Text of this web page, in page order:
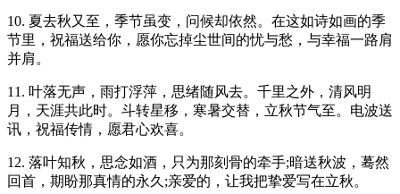
10. 夏去秋又至，季节虽变，问候却依然。在这如诗如画的季
节里，祝福送给你，愿你忘掉尘世间的忧与愁，与幸福一路肩
并肩。
11. 叶落无声，雨打浮萍，思绪随风去。千里之外，清风明
月，天涯共此时。斗转星移，寒暑交替，立秋节气至。电波送
讯，祝福传情，愿君心欢喜。
12. 落叶知秋，思念如酒，只为那刻骨的牵手;暗送秋波，蓦然
回首，期盼那真情的永久;亲爱的，让我把挚爱写在立秋。